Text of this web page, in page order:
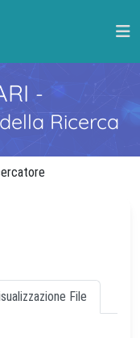
-
Ricerca
File